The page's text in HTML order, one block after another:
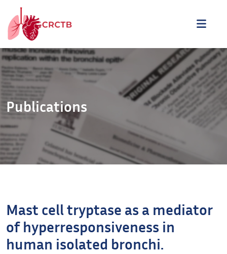
Aller au contenu
Publications
Mast cell tryptase as a mediator
of hyperresponsiveness in
human isolated bronchi.